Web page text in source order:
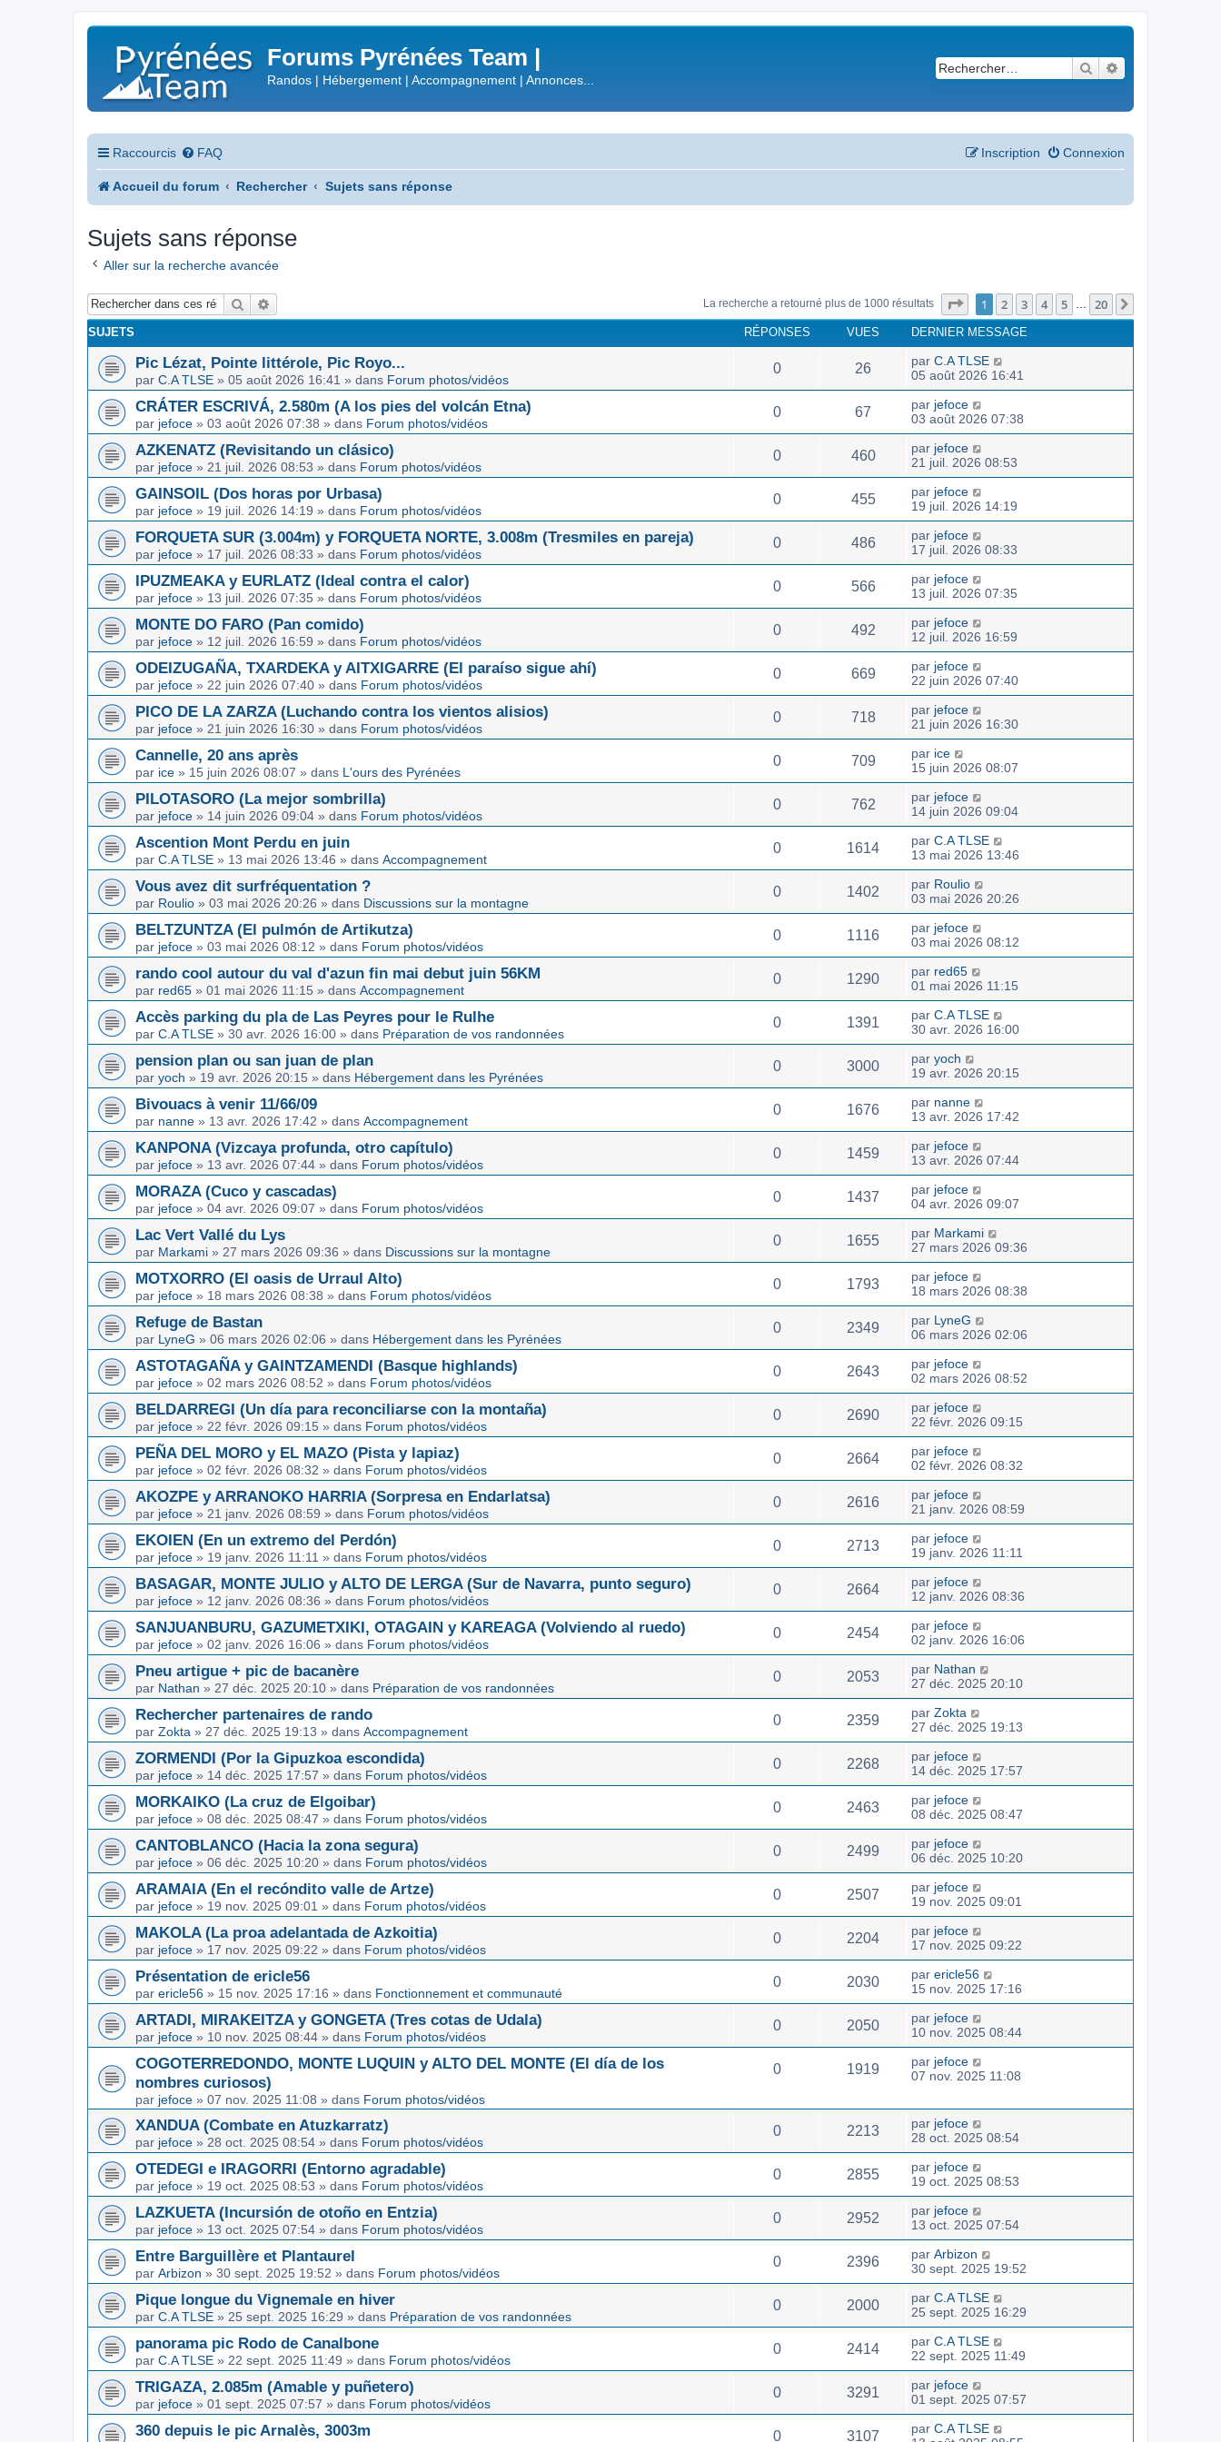
Forums Pyrénées Team |
Randos | Hébergement | Accompagnement | Annonces...
Rechercher
Raccourcis FAQ Connexion
Inscription
Accueil du forum Rechercher Sujets sans réponse
Sujets sans réponse
Aller sur la recherche avancée
Rechercher La recherche a retourné plus de 1000 résultats Page sur20
1 2 3 4 5 … 20
SUJETS RÉPONSES VUES DERNIER MESSAGE
Pic Lézat, Pointe littérole, Pic Royo...
par C.A TLSE » 05 août 2026 16:41 » dans Forum photos/vidéos
0 26 par C.A TLSE
05 août 2026 16:41
CRÁTER ESCRIVÁ, 2.580m (A los pies del volcán Etna)
par jefoce » 03 août 2026 07:38 » dans Forum photos/vidéos
0 67 par jefoce
03 août 2026 07:38
AZKENATZ (Revisitando un clásico)
par jefoce » 21 juil. 2026 08:53 » dans Forum photos/vidéos
0 460 par jefoce
21 juil. 2026 08:53
GAINSOIL (Dos horas por Urbasa)
par jefoce » 19 juil. 2026 14:19 » dans Forum photos/vidéos
0 455 par jefoce
19 juil. 2026 14:19
FORQUETA SUR (3.004m) y FORQUETA NORTE, 3.008m (Tresmiles en pareja)
par jefoce » 17 juil. 2026 08:33 » dans Forum photos/vidéos
0 486 par jefoce
17 juil. 2026 08:33
IPUZMEAKA y EURLATZ (Ideal contra el calor)
par jefoce » 13 juil. 2026 07:35 » dans Forum photos/vidéos
0 566 par jefoce
13 juil. 2026 07:35
MONTE DO FARO (Pan comido)
par jefoce » 12 juil. 2026 16:59 » dans Forum photos/vidéos
0 492 par jefoce
12 juil. 2026 16:59
ODEIZUGAÑA, TXARDEKA y AITXIGARRE (El paraíso sigue ahí)
par jefoce » 22 juin 2026 07:40 » dans Forum photos/vidéos
0 669 par jefoce
22 juin 2026 07:40
PICO DE LA ZARZA (Luchando contra los vientos alisios)
par jefoce » 21 juin 2026 16:30 » dans Forum photos/vidéos
0 718 par jefoce
21 juin 2026 16:30
Cannelle, 20 ans après
par ice » 15 juin 2026 08:07 » dans L'ours des Pyrénées
0 709 par ice
15 juin 2026 08:07
PILOTASORO (La mejor sombrilla)
par jefoce » 14 juin 2026 09:04 » dans Forum photos/vidéos
0 762 par jefoce
14 juin 2026 09:04
Ascention Mont Perdu en juin
par C.A TLSE » 13 mai 2026 13:46 » dans Accompagnement
0 1614 par C.A TLSE
13 mai 2026 13:46
Vous avez dit surfréquentation ?
par Roulio » 03 mai 2026 20:26 » dans Discussions sur la montagne
0 1402 par Roulio
03 mai 2026 20:26
BELTZUNTZA (El pulmón de Artikutza)
par jefoce » 03 mai 2026 08:12 » dans Forum photos/vidéos
0 1116 par jefoce
03 mai 2026 08:12
rando cool autour du val d'azun fin mai debut juin 56KM
par red65 » 01 mai 2026 11:15 » dans Accompagnement
0 1290 par red65
01 mai 2026 11:15
Accès parking du pla de Las Peyres pour le Rulhe
par C.A TLSE » 30 avr. 2026 16:00 » dans Préparation de vos randonnées
0 1391 par C.A TLSE
30 avr. 2026 16:00
pension plan ou san juan de plan
par yoch » 19 avr. 2026 20:15 » dans Hébergement dans les Pyrénées
0 3000 par yoch
19 avr. 2026 20:15
Bivouacs à venir 11/66/09
par nanne » 13 avr. 2026 17:42 » dans Accompagnement
0 1676 par nanne
13 avr. 2026 17:42
KANPONA (Vizcaya profunda, otro capítulo)
par jefoce » 13 avr. 2026 07:44 » dans Forum photos/vidéos
0 1459 par jefoce
13 avr. 2026 07:44
MORAZA (Cuco y cascadas)
par jefoce » 04 avr. 2026 09:07 » dans Forum photos/vidéos
0 1437 par jefoce
04 avr. 2026 09:07
Lac Vert Vallé du Lys
par Markami » 27 mars 2026 09:36 » dans Discussions sur la montagne
0 1655 par Markami
27 mars 2026 09:36
MOTXORRO (El oasis de Urraul Alto)
par jefoce » 18 mars 2026 08:38 » dans Forum photos/vidéos
0 1793 par jefoce
18 mars 2026 08:38
Refuge de Bastan
par LyneG » 06 mars 2026 02:06 » dans Hébergement dans les Pyrénées
0 2349 par LyneG
06 mars 2026 02:06
ASTOTAGAÑA y GAINTZAMENDI (Basque highlands)
par jefoce » 02 mars 2026 08:52 » dans Forum photos/vidéos
0 2643 par jefoce
02 mars 2026 08:52
BELDARREGI (Un día para reconciliarse con la montaña)
par jefoce » 22 févr. 2026 09:15 » dans Forum photos/vidéos
0 2690 par jefoce
22 févr. 2026 09:15
PEÑA DEL MORO y EL MAZO (Pista y lapiaz)
par jefoce » 02 févr. 2026 08:32 » dans Forum photos/vidéos
0 2664 par jefoce
02 févr. 2026 08:32
AKOZPE y ARRANOKO HARRIA (Sorpresa en Endarlatsa)
par jefoce » 21 janv. 2026 08:59 » dans Forum photos/vidéos
0 2616 par jefoce
21 janv. 2026 08:59
EKOIEN (En un extremo del Perdón)
par jefoce » 19 janv. 2026 11:11 » dans Forum photos/vidéos
0 2713 par jefoce
19 janv. 2026 11:11
BASAGAR, MONTE JULIO y ALTO DE LERGA (Sur de Navarra, punto seguro)
par jefoce » 12 janv. 2026 08:36 » dans Forum photos/vidéos
0 2664 par jefoce
12 janv. 2026 08:36
SANJUANBURU, GAZUMETXIKI, OTAGAIN y KAREAGA (Volviendo al ruedo)
par jefoce » 02 janv. 2026 16:06 » dans Forum photos/vidéos
0 2454 par jefoce
02 janv. 2026 16:06
Pneu artigue + pic de bacanère
par Nathan » 27 déc. 2025 20:10 » dans Préparation de vos randonnées
0 2053 par Nathan
27 déc. 2025 20:10
Rechercher partenaires de rando
par Zokta » 27 déc. 2025 19:13 » dans Accompagnement
0 2359 par Zokta
27 déc. 2025 19:13
ZORMENDI (Por la Gipuzkoa escondida)
par jefoce » 14 déc. 2025 17:57 » dans Forum photos/vidéos
0 2268 par jefoce
14 déc. 2025 17:57
MORKAIKO (La cruz de Elgoibar)
par jefoce » 08 déc. 2025 08:47 » dans Forum photos/vidéos
0 2463 par jefoce
08 déc. 2025 08:47
CANTOBLANCO (Hacia la zona segura)
par jefoce » 06 déc. 2025 10:20 » dans Forum photos/vidéos
0 2499 par jefoce
06 déc. 2025 10:20
ARAMAIA (En el recóndito valle de Artze)
par jefoce » 19 nov. 2025 09:01 » dans Forum photos/vidéos
0 2507 par jefoce
19 nov. 2025 09:01
MAKOLA (La proa adelantada de Azkoitia)
par jefoce » 17 nov. 2025 09:22 » dans Forum photos/vidéos
0 2204 par jefoce
17 nov. 2025 09:22
Présentation de ericle56
par ericle56 » 15 nov. 2025 17:16 » dans Fonctionnement et communauté
0 2030 par ericle56
15 nov. 2025 17:16
ARTADI, MIRAKEITZA y GONGETA (Tres cotas de Udala)
par jefoce » 10 nov. 2025 08:44 » dans Forum photos/vidéos
0 2050 par jefoce
10 nov. 2025 08:44
COGOTERREDONDO, MONTE LUQUIN y ALTO DEL MONTE (El día de los
nombres curiosos)
par jefoce » 07 nov. 2025 11:08 » dans Forum photos/vidéos
0 1919 par jefoce
07 nov. 2025 11:08
XANDUA (Combate en Atuzkarratz)
par jefoce » 28 oct. 2025 08:54 » dans Forum photos/vidéos
0 2213 par jefoce
28 oct. 2025 08:54
OTEDEGI e IRAGORRI (Entorno agradable)
par jefoce » 19 oct. 2025 08:53 » dans Forum photos/vidéos
0 2855 par jefoce
19 oct. 2025 08:53
LAZKUETA (Incursión de otoño en Entzia)
par jefoce » 13 oct. 2025 07:54 » dans Forum photos/vidéos
0 2952 par jefoce
13 oct. 2025 07:54
Entre Barguillère et Plantaurel
par Arbizon » 30 sept. 2025 19:52 » dans Forum photos/vidéos
0 2396 par Arbizon
30 sept. 2025 19:52
Pique longue du Vignemale en hiver
par C.A TLSE » 25 sept. 2025 16:29 » dans Préparation de vos randonnées
0 2000 par C.A TLSE
25 sept. 2025 16:29
panorama pic Rodo de Canalbone
par C.A TLSE » 22 sept. 2025 11:49 » dans Forum photos/vidéos
0 2414 par C.A TLSE
22 sept. 2025 11:49
TRIGAZA, 2.085m (Amable y puñetero)
par jefoce » 01 sept. 2025 07:57 » dans Forum photos/vidéos
0 3291 par jefoce
01 sept. 2025 07:57
360 depuis le pic Arnalès, 3003m 0 3107 par C.A TLSE